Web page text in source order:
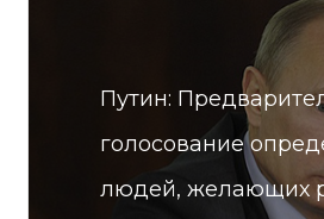
Путин:
голосование
людей, желающих